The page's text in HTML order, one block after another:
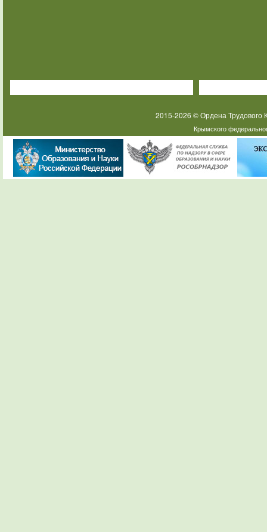
2015-2026 © Ордена
Крымского